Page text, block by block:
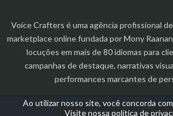
Ao utilizar nosso site, você concorda
Visite nossa política de
Voice Crafters é uma agência profissional
marketplace online fundada por Mony
locuções em mais de 80 idiomas para
campanhas de destaque, narrativas
performances marcantes de